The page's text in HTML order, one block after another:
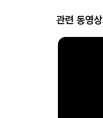
관련 동영상